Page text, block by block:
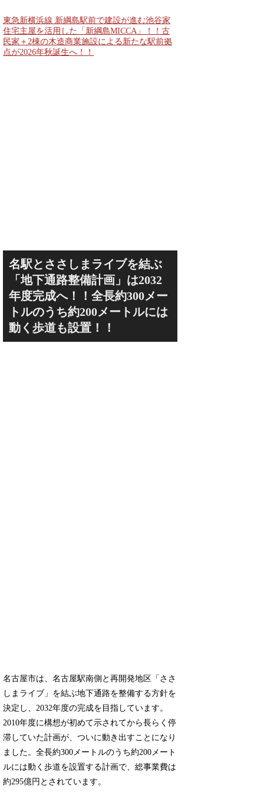
東急新横浜線 新綱島駅前で建設が進む池谷家
住宅主屋を活用した「新綱島MICCA」！！古
民家＋2棟の木造商業施設による新たな駅前拠
点が2026年秋誕生へ！！
名駅とささしまライブを結ぶ
「地下通路整備計画」は2032
年度完成へ！！全長約300メー
トルのうち約200メートルには
動く歩道も設置！！
名古屋市は、名古屋駅南側と再開発地区「ささ
しまライブ」を結ぶ地下通路を整備する方針を
決定し、2032年度の完成を目指しています。
2010年度に構想が初めて示されてから長らく停
滞していた計画が、ついに動き出すことになり
ました。全長約300メートルのうち約200メート
ルには動く歩道を設置する計画で、総事業費は
約295億円とされています。